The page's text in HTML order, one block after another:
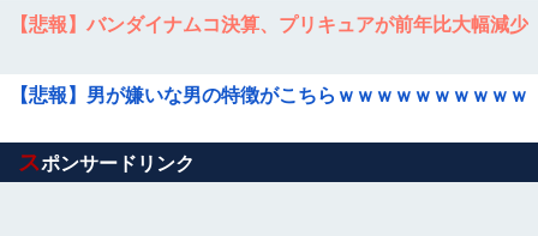
【悲報】バンダイナムコ決算、プリキュアが前年比大幅減少
【悲報】男が嫌いな男の特徴がこちらｗｗｗｗｗｗｗｗｗｗ
Powered by livedoor 相互RSS
スポンサードリンク